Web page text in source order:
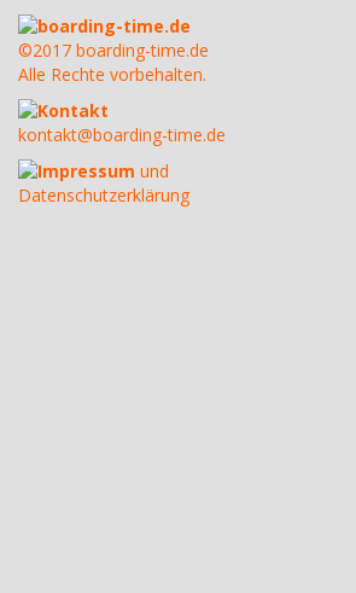
boarding-time.de
©2017 boarding-time.de
Alle Rechte vorbehalten.
Kontakt
kontakt@boarding-time.de
Impressum und
Datenschutzerklärung